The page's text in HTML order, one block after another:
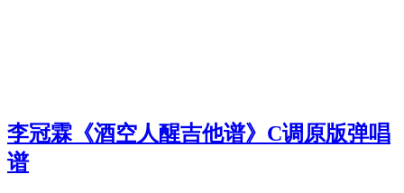
李冠霖《酒空人醒吉他谱》C调原版弹唱
谱